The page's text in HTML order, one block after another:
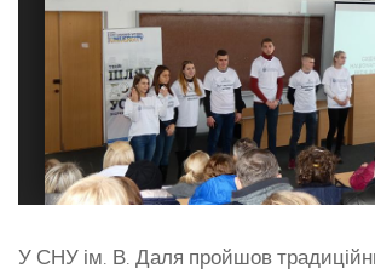
У СНУ ім. В. Даля пройшов